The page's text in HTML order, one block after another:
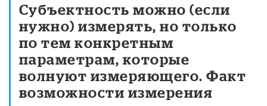
Субъектность можно (если
нужно) измерять, но только
по тем конкретным
параметрам, которые
волнуют измеряющего. Факт
возможности измерения